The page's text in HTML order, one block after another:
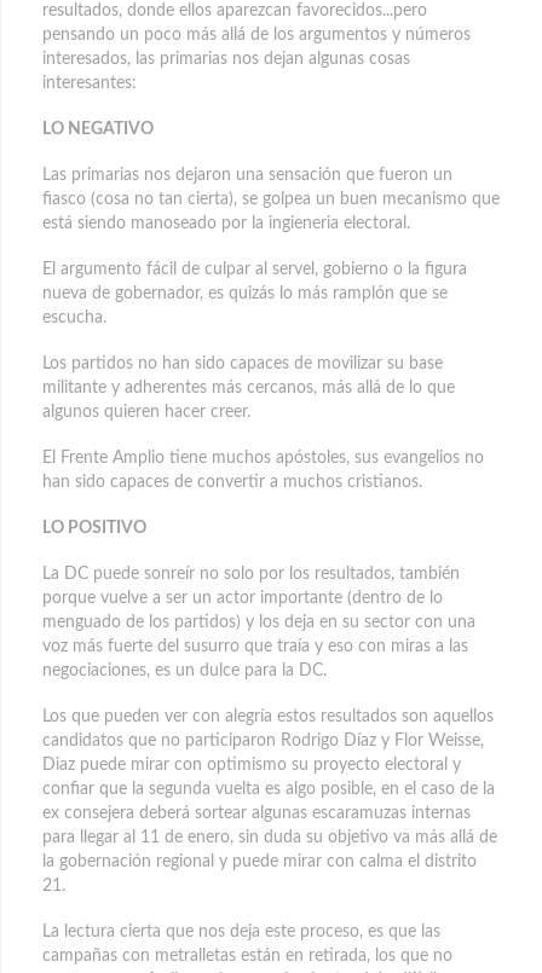
resultados, donde ellos aparezcan favorecidos...pero
pensando un poco más allá de los argumentos y números
interesados, las primarias nos dejan algunas cosas
interesantes:
LO NEGATIVO
Las primarias nos dejaron una sensación que fueron un
fiasco (cosa no tan cierta), se golpea un buen mecanismo que
está siendo manoseado por la ingieneria electoral.
El argumento fácil de culpar al servel, gobierno o la figura
nueva de gobernador, es quizás lo más ramplón que se
escucha.
Los partidos no han sido capaces de movilizar su base
militante y adherentes más cercanos, más allá de lo que
algunos quieren hacer creer.
El Frente Amplio tiene muchos apóstoles, sus evangelios no
han sido capaces de convertir a muchos cristianos.
LO POSITIVO
La DC puede sonreír no solo por los resultados, también
porque vuelve a ser un actor importante (dentro de lo
menguado de los partidos) y los deja en su sector con una
voz más fuerte del susurro que traía y eso con miras a las
negociaciones, es un dulce para la DC.
Los que pueden ver con alegría estos resultados son aquellos
candidatos que no participaron Rodrigo Díaz y Flor Weisse,
Diaz puede mirar con optimismo su proyecto electoral y
confiar que la segunda vuelta es algo posible, en el caso de la
ex consejera deberá sortear algunas escaramuzas internas
para llegar al 11 de enero, sin duda su objetivo va más allá de
la gobernación regional y puede mirar con calma el distrito
21.
La lectura cierta que nos deja este proceso, es que las
campañas con metralletas están en retirada, los que no